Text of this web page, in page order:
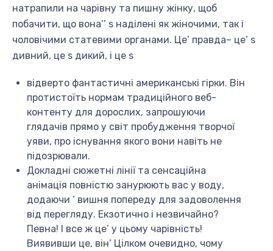
натрапили на чарівну та пишну жінку, щоб
побачити, що вона’’ s наділені як жіночими, так і
чоловічими статевими органами. Це’ правда– це’ s
дивний, це s дикий, і це s
відверто фантастичні американські гірки. Він
протистоїть нормам традиційного веб-
контенту для дорослих, запрошуючи
глядачів прямо у світ пробудження творчої
уяви, про існування якого вони навіть не
підозрювали.
Докладні сюжетні лінії та сенсаційна
анімація повністю занурюють вас у воду,
додаючи ‘ вишня попереду для задоволення
від перегляду. Екзотично і незвичайно?
Певна! І все ж це’ у цьому чарівність!
Виявивши це, він’ Цілком очевидно, чому